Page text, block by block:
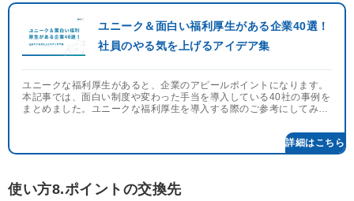
ユニーク＆面白い福利厚生がある企業40選！
社員のやる気を上げるアイデア集
ユニークな福利厚生があると、企業のアピールポイントになります。
本記事では、面白い制度や変わった手当を導入している40社の事例を
まとめました。ユニークな福利厚生を導入する際のご参考にしてみて
使い方8.ポイントの交換先